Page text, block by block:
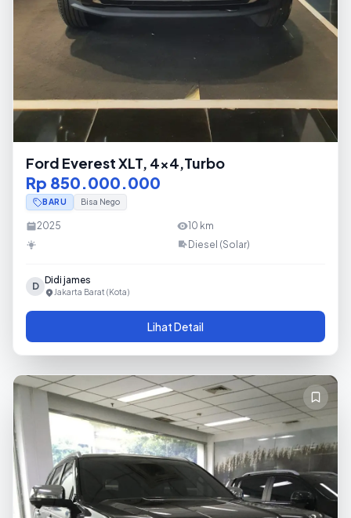
Ford Everest XLT, 4x4,Turbo
Rp 850.000.000
BARU Bisa Nego
2025 10 km
Diesel (Solar)
D Didi james
Jakarta Barat (Kota)
Lihat Detail